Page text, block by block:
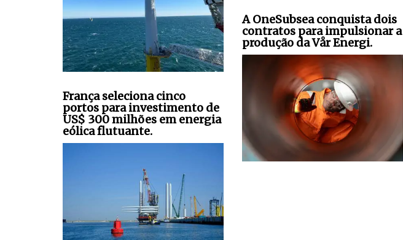
França seleciona cinco
portos para investimento de
US$ 300 milhões em energia
eólica flutuante.
A OneSubsea conquista dois
contratos para impulsionar a
produção da Vår Energi.